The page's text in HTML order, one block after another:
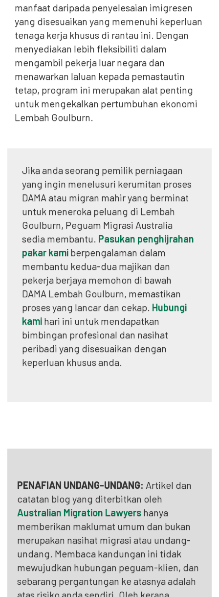
manfaat daripada penyelesaian imigresen
yang disesuaikan yang memenuhi keperluan
tenaga kerja khusus di rantau ini. Dengan
menyediakan lebih fleksibiliti dalam
mengambil pekerja luar negara dan
menawarkan laluan kepada pemastautin
tetap, program ini merupakan alat penting
untuk mengekalkan pertumbuhan ekonomi
Lembah Goulburn.
Jika anda seorang pemilik perniagaan
yang ingin menelusuri kerumitan proses
DAMA atau migran mahir yang berminat
untuk meneroka peluang di Lembah
Goulburn, Peguam Migrasi Australia
sedia membantu. Pasukan penghijrahan
pakar kami berpengalaman dalam
membantu kedua-dua majikan dan
pekerja berjaya memohon di bawah
DAMA Lembah Goulburn, memastikan
proses yang lancar dan cekap. Hubungi
kami hari ini untuk mendapatkan
bimbingan profesional dan nasihat
peribadi yang disesuaikan dengan
keperluan khusus anda.
PENAFIAN UNDANG-UNDANG: Artikel dan
catatan blog yang diterbitkan oleh
Australian Migration Lawyers hanya
memberikan maklumat umum dan bukan
merupakan nasihat migrasi atau undang-
undang. Membaca kandungan ini tidak
mewujudkan hubungan peguam-klien, dan
sebarang pergantungan ke atasnya adalah
atas risiko anda sendiri. Oleh kerana